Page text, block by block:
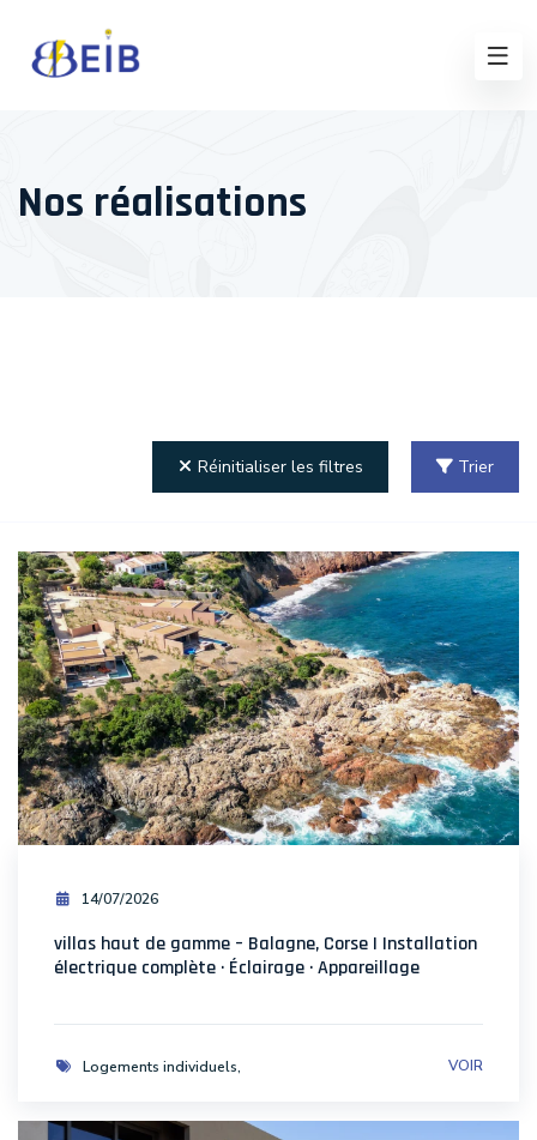
Nos réalisations
Réinitialiser les filtres Trier
14/07/2026
villas haut de gamme – Balagne, Corse | Installation
électrique complète · Éclairage · Appareillage
Logements individuels VOIR